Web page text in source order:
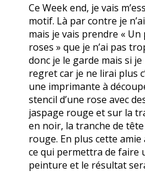
Ce Week end, je vais
motif. Là par contre je
mais je vais prendre « Un
roses » que je n’ai pas
donc je le garde mais si
regret car je ne lirai plus
une imprimante à
stencil d’une rose avec
jaspage rouge et sur la
en noir, la tranche de
rouge. En plus cette
ce qui permettra de faire
peinture et le résultat